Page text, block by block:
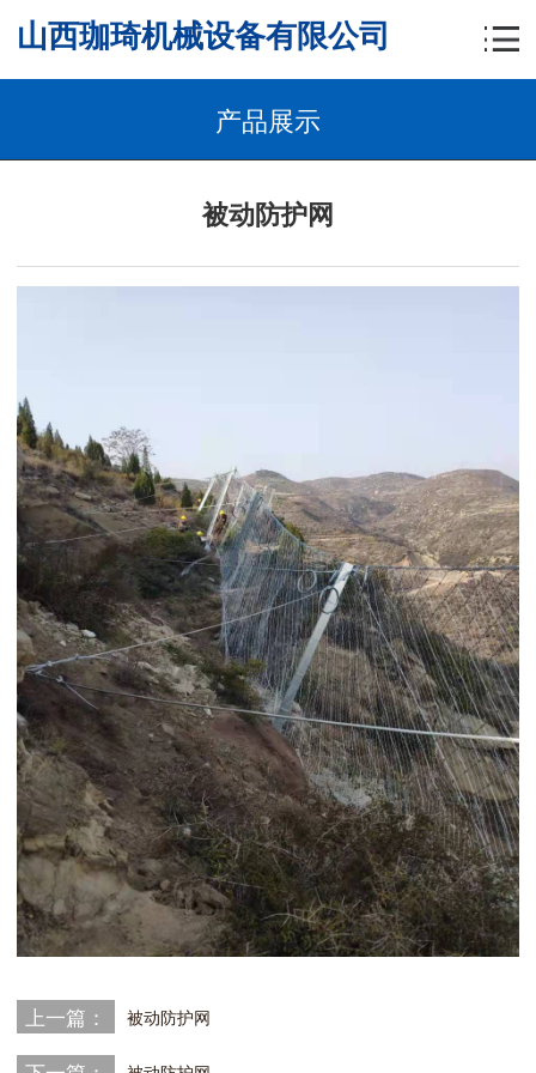
山西珈琦机械设备有限公司
产品展示
被动防护网
上一篇： 被动防护网